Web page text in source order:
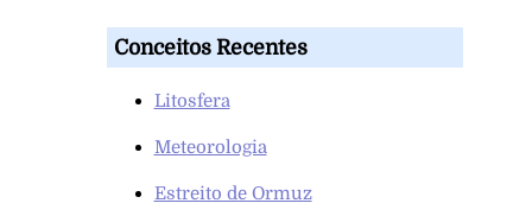
Conceitos Recentes
Litosfera
Meteorologia
Estreito de Ormuz